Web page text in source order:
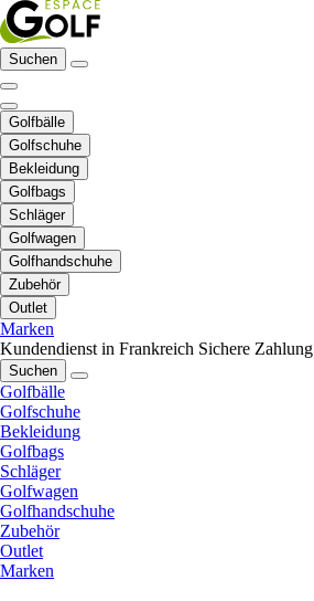
Suchen
Golfbälle
Golfschuhe
Bekleidung
Golfbags
Schläger
Golfwagen
Golfhandschuhe
Zubehör
Outlet
Marken
Kundendienst in Frankreich Sichere Zahlung
Suchen
Golfbälle
Golfschuhe
Bekleidung
Golfbags
Schläger
Golfwagen
Golfhandschuhe
Zubehör
Outlet
Marken